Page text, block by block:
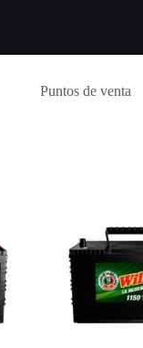
Puntos de venta